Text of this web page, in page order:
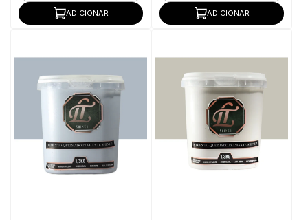
ADICIONAR ADICIONAR